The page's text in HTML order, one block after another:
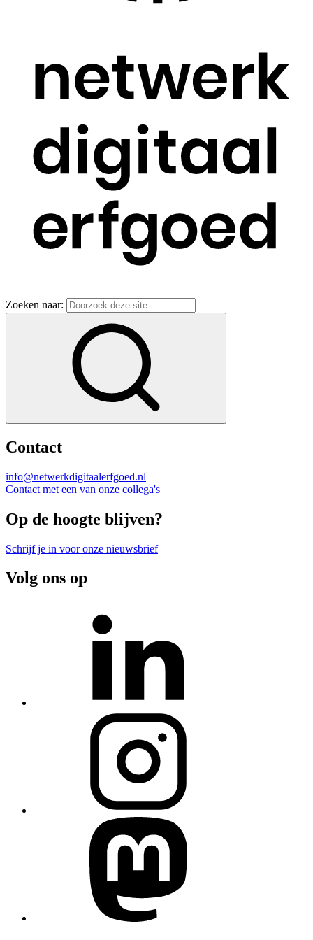
Zoeken naar:
Contact
info@netwerkdigitaalerfgoed.nl
Contact met een van onze collega's
Op de hoogte blijven?
Schrijf je in voor onze nieuwsbrief
Volg ons op